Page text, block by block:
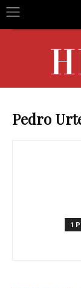
Pedro
1